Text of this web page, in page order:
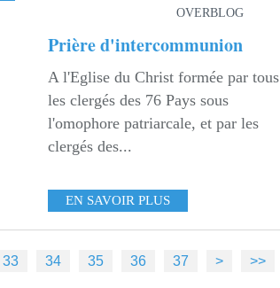
OVERBLOG
Prière d'intercommunion
A l'Eglise du Christ formée par tous
les clergés des 76 Pays sous
l'omophore patriarcale, et par les
clergés des...
EN SAVOIR PLUS
33 34 35 36 37 > >>